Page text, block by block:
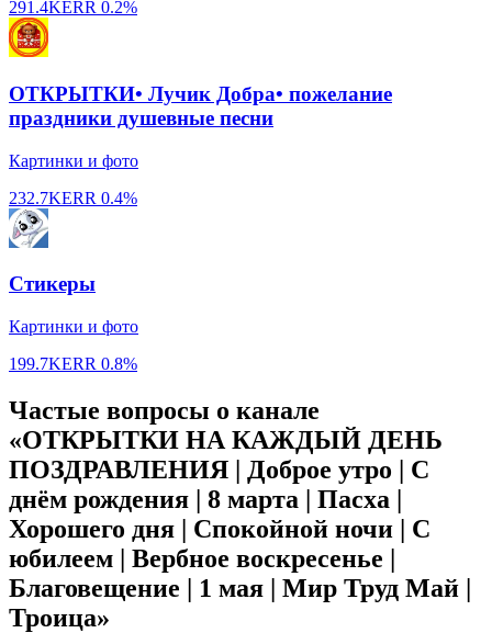
291.4KERR 0.2%
ОТКРЫТКИ• Лучик Добра• пожелание
праздники душевные песни
Картинки и фото
232.7KERR 0.4%
Стикеры
Картинки и фото
199.7KERR 0.8%
Частые вопросы о канале
«ОТКРЫТКИ НА КАЖДЫЙ ДЕНЬ
ПОЗДРАВЛЕНИЯ | Доброе утро | С
днём рождения | 8 марта | Пасха |
Хорошего дня | Спокойной ночи | С
юбилеем | Вербное воскресенье |
Благовещение | 1 мая | Мир Труд Май |
Троица»